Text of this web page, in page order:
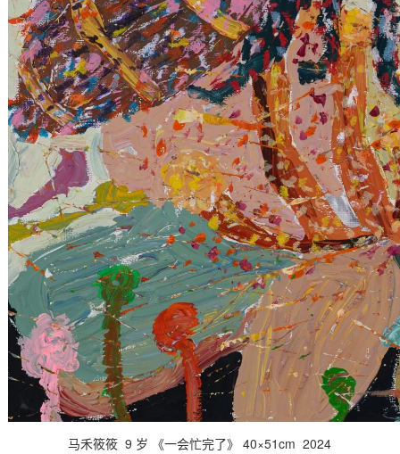
马禾筱筱 9 岁 《一会忙完了》 40×51cm 2024